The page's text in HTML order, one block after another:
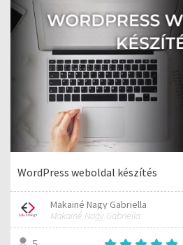
WordPress weboldal készítés
Makainé Nagy Gabriella
Makainé Nagy Gabriella